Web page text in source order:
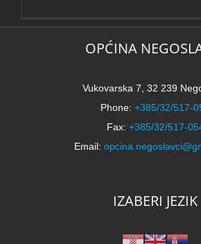
OPĆINA
Vukovarska 7, 32 239
Phone: +385/32/517-
Fax: +385/32/517-
Email:
IZABERI JEZIK